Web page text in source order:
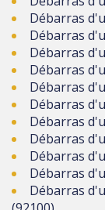
Débarras
Débarras
Débarras
Débarras
Débarras
Débarras
Débarras
Débarras
Débarras
Débarras
Débarras